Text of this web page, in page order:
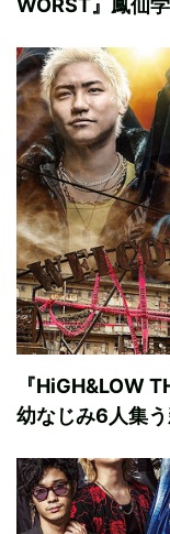
WORST』鳳仙
『HiGH&LOW
幼なじみ6人集